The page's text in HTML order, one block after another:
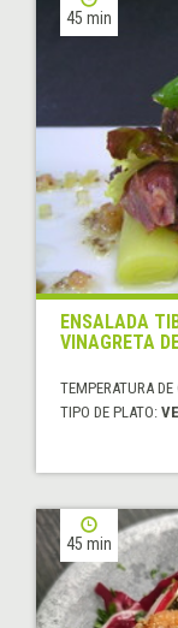
45 min
ENSALADA
VINAGRETA
TEMPERATURA
TIPO DE PLATO:
45 min